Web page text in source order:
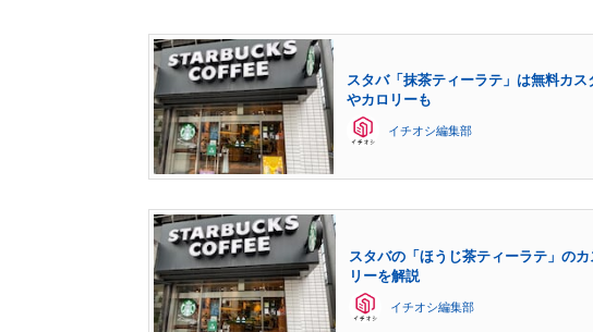
スタバ「抹茶ティーラテ」は無料カ
やカロリーも
イチオシ編集部
スタバの「ほうじ茶ティーラテ」の
リーを解説
イチオシ編集部